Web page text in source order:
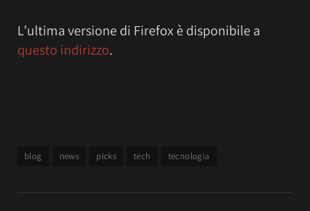
L’ultima versione di Firefox è disponibile a
questo indirizzo.
blog news picks tech tecnologia